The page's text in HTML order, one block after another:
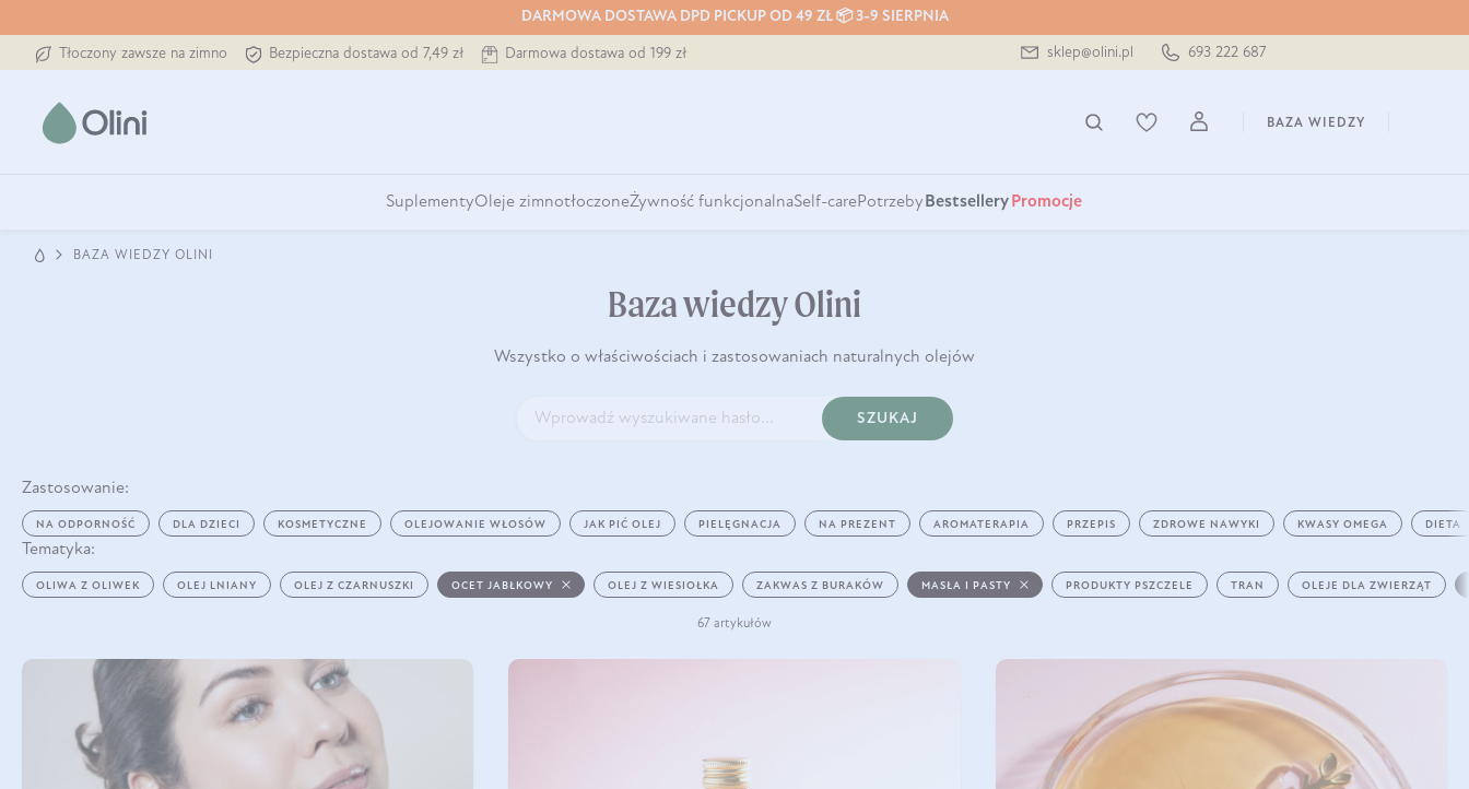
DARMOWA DOSTAWA DPD PICKUP OD 49 ZŁ 📦 3-9 SIERPNIA
Tłoczony zawsze na zimno Bezpieczna dostawa od 7,49 zł Darmowa dostawa od 199 zł sklep@olini.pl 693 222 687
BAZA WIEDZY
SuplementyOleje zimnotłoczoneŻywność funkcjonalnaSelf-carePotrzeby Bestsellery Promocje
BAZA WIEDZY OLINI
Baza wiedzy Olini
Wszystko o właściwościach i zastosowaniach naturalnych olejów
SZUKAJ
Zastosowanie:
NA ODPORNOŚĆ DLA DZIECI KOSMETYCZNE OLEJOWANIE WŁOSÓW JAK PIĆ OLEJ PIELĘGNACJA NA PREZENT AROMATERAPIA PRZEPIS ZDROWE NAWYKI KWASY OMEGA DIETA
Tematyka:
OLIWA Z OLIWEK OLEJ LNIANY OLEJ Z CZARNUSZKI OCET JABŁKOWY OLEJ Z WIESIOŁKA ZAKWAS Z BURAKÓW MASŁA I PASTY PRODUKTY PSZCZELE TRAN OLEJE DLA ZWIERZĄT
67 artykułów